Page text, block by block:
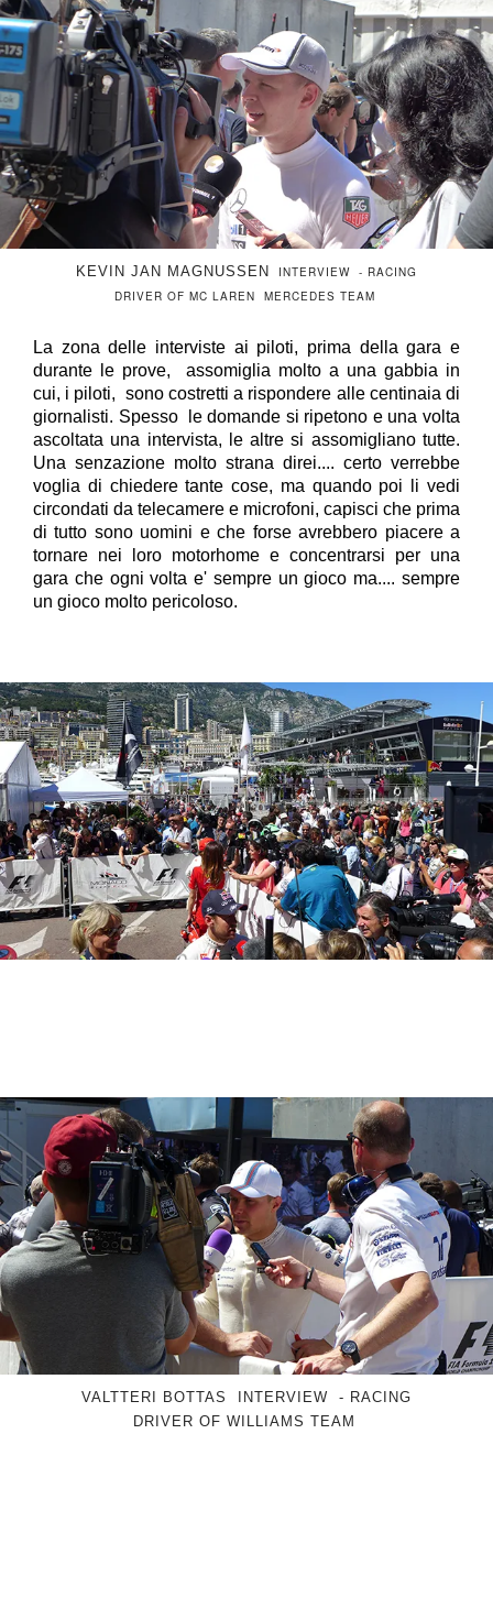
KEVIN JAN MAGNUSSEN
INTERVIEW - RACING
DRIVER OF MC LAREN MERCEDES TEAM
La zona delle interviste ai piloti, prima della gara e
durante le prove, assomiglia molto a una gabbia in
cui, i piloti, sono costretti a rispondere alle centinaia di
giornalisti. Spesso le domande si ripetono e una volta
ascoltata una intervista, le altre si assomigliano tutte.
Una senzazione molto strana direi.... certo verrebbe
voglia di chiedere tante cose, ma quando poi li vedi
circondati da telecamere e microfoni, capisci che prima
di tutto sono uomini e che forse avrebbero piacere a
tornare nei loro motorhome e concentrarsi per una
gara che ogni volta e' sempre un gioco ma.... sempre
un gioco molto pericoloso.
VALTTERI BOTTAS
INTERVIEW - RACING
DRIVER OF WILLIAMS TEAM